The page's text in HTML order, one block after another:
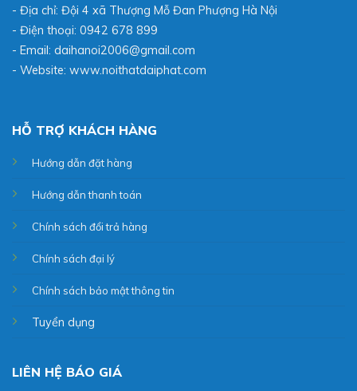
- Địa chỉ: Đội 4 xã Thượng Mỗ Đan Phượng Hà Nội
- Điện thoại: 0942 678 899
- Email: daihanoi2006@gmail.com
- Website: www.noithatdaiphat.com
HỖ TRỢ KHÁCH HÀNG
Hướng dẫn đặt hàng
Hướng dẫn thanh toán
Chính sách đổi trả hàng
Chính sách đại lý
Chính sách bảo mật thông tin
Tuyển dụng
LIÊN HỆ BÁO GIÁ